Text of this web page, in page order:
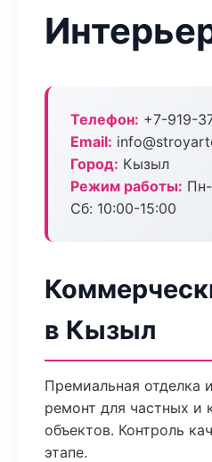
Телефон: +7-919-
Email:
Город: Кызыл
Режим работы:
Сб: 10:00-15:00
в Кызыл
Премиальная отделка
ремонт для частных и
объектов. Контроль
этапе.